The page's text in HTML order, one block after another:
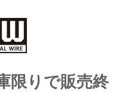
限りで販売終